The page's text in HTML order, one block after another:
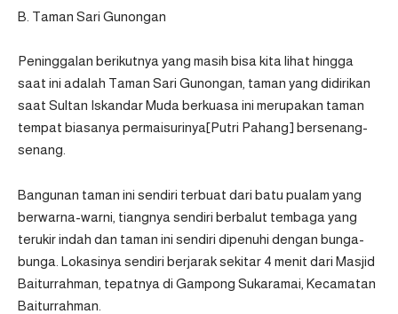
B. Taman Sari Gunongan
Peninggalan berikutnya yang masih bisa kita lihat hingga
saat ini adalah Taman Sari Gunongan, taman yang didirikan
saat Sultan Iskandar Muda berkuasa ini merupakan taman
tempat biasanya permaisurinya[Putri Pahang] bersenang-
senang.
Bangunan taman ini sendiri terbuat dari batu pualam yang
berwarna-warni, tiangnya sendiri berbalut tembaga yang
terukir indah dan taman ini sendiri dipenuhi dengan bunga-
bunga. Lokasinya sendiri berjarak sekitar 4 menit dari Masjid
Baiturrahman, tepatnya di Gampong Sukaramai, Kecamatan
Baiturrahman.